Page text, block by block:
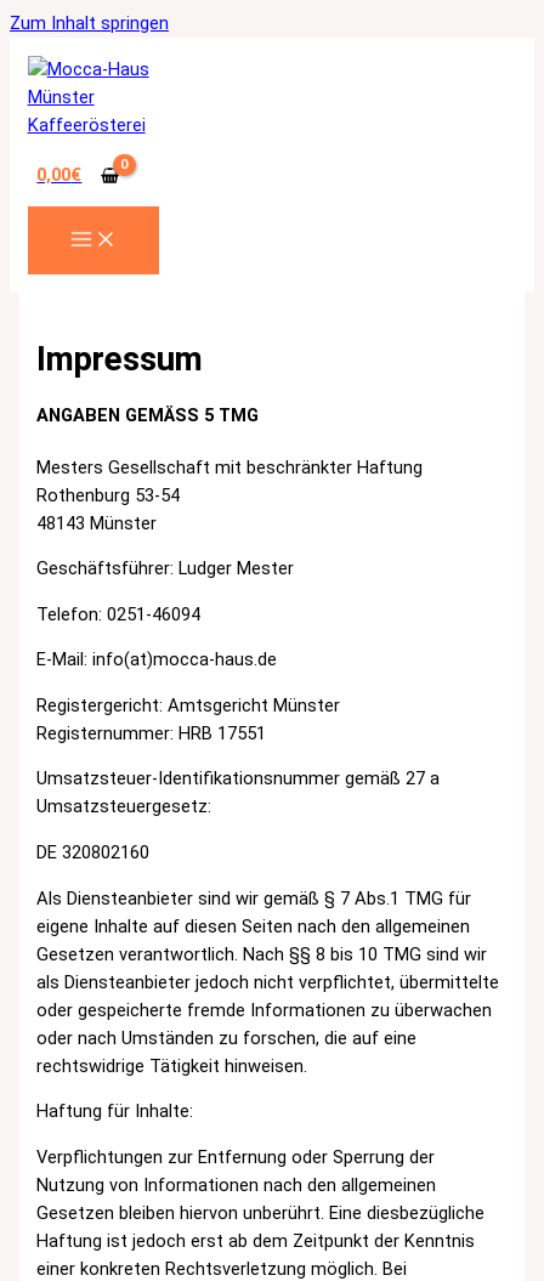
Zum Inhalt springen
0,00€
Impressum
ANGABEN GEMÄSS 5 TMG
Mesters Gesellschaft mit beschränkter Haftung
Rothenburg 53-54
48143 Münster
Geschäftsführer: Ludger Mester
Telefon: 0251-46094
E-Mail: info(at)mocca-haus.de
Registergericht: Amtsgericht Münster
Registernummer: HRB 17551
Umsatzsteuer-Identifikationsnummer gemäß 27 a
Umsatzsteuergesetz:
DE 320802160
Als Diensteanbieter sind wir gemäß § 7 Abs.1 TMG für
eigene Inhalte auf diesen Seiten nach den allgemeinen
Gesetzen verantwortlich. Nach §§ 8 bis 10 TMG sind wir
als Diensteanbieter jedoch nicht verpflichtet, übermittelte
oder gespeicherte fremde Informationen zu überwachen
oder nach Umständen zu forschen, die auf eine
rechtswidrige Tätigkeit hinweisen.
Haftung für Inhalte:
Verpflichtungen zur Entfernung oder Sperrung der
Nutzung von Informationen nach den allgemeinen
Gesetzen bleiben hiervon unberührt. Eine diesbezügliche
Haftung ist jedoch erst ab dem Zeitpunkt der Kenntnis
einer konkreten Rechtsverletzung möglich. Bei